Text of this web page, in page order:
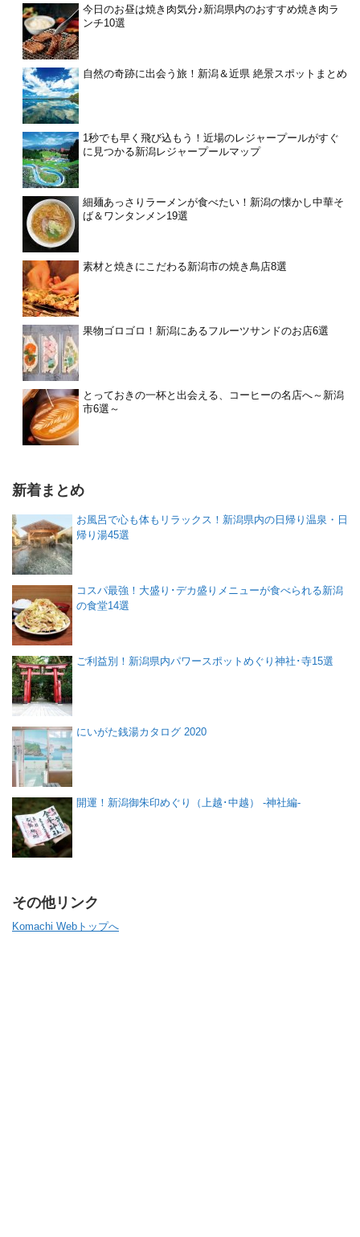
今日のお昼は焼き肉気分♪新潟県内のおすすめ焼き肉ラ
ンチ10選
自然の奇跡に出会う旅！新潟＆近県 絶景スポットまとめ
1秒でも早く飛び込もう！近場のレジャープールがすぐ
に見つかる新潟レジャープールマップ
細麺あっさりラーメンが食べたい！新潟の懐かし中華そ
ば＆ワンタンメン19選
素材と焼きにこだわる新潟市の焼き鳥店8選
果物ゴロゴロ！新潟にあるフルーツサンドのお店6選
とっておきの一杯と出会える、コーヒーの名店へ～新潟
市6選～
新着まとめ
お風呂で心も体もリラックス！新潟県内の日帰り温泉・日
帰り湯45選
コスパ最強！大盛り･デカ盛りメニューが食べられる新潟
の食堂14選
ご利益別！新潟県内パワースポットめぐり神社･寺15選
にいがた銭湯カタログ 2020
開運！新潟御朱印めぐり（上越･中越） -神社編-
その他リンク
Komachi Webトップへ